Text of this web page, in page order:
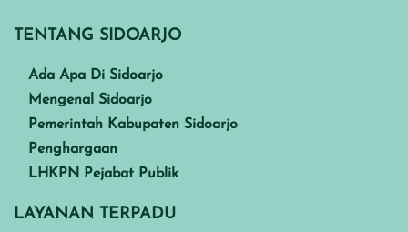
TENTANG SIDOARJO
Ada Apa Di Sidoarjo
Mengenal Sidoarjo
Pemerintah Kabupaten Sidoarjo
Penghargaan
LHKPN Pejabat Publik
LAYANAN TERPADU